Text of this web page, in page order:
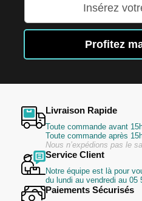
notre
d’information
Profitez
Livraison Rapide
Toute commande avant
Toute commande après
Nous n’expédions pas le
Service Client
Notre équipe est là pour
du lundi au vendredi au 05
Paiements Sécurisés